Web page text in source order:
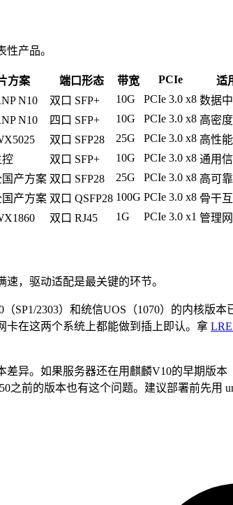
产品。
方案 端口形态 带宽 PCIe
适
N10 双口 SFP+ 10G PCIe 3.0 x8 数据
N10 四口 SFP+ 10G PCIe 3.0 x8 高密
双口 SFP28 25G PCIe 3.0 x8 高性
控 双口 SFP+ 10G PCIe 3.0 x8 通用
产方案 双口 SFP28 25G PCIe 3.0 x8 高可
产方案 双口 QSFP28 100G PCIe 3.0 x8 骨干
双口 RJ45 1G PCIe 3.0 x1 管理
，驱动适配是最关键的环节。
SP1/2303）和统信UOS（1070）的内核版
卡在这两个系统上都能做到插上即认。拿
差异。如果服务器还在用麒麟V10的早期版
之前的版本也有这个问题。建议部署前先